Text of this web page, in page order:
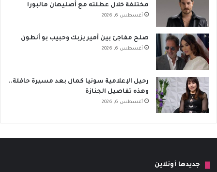
مختلفة خلال عطلته مع أصليهان مالبورا
أغسطس 6, 2026
صلح مفاجئ بين أمير يزبك وحبيب بو أنطون
أغسطس 6, 2026
رحيل الإعلامية سونيا كمال بعد مسيرة حافلة..
وهذه تفاصيل الجنازة
أغسطس 6, 2026
جديدها أونلاين